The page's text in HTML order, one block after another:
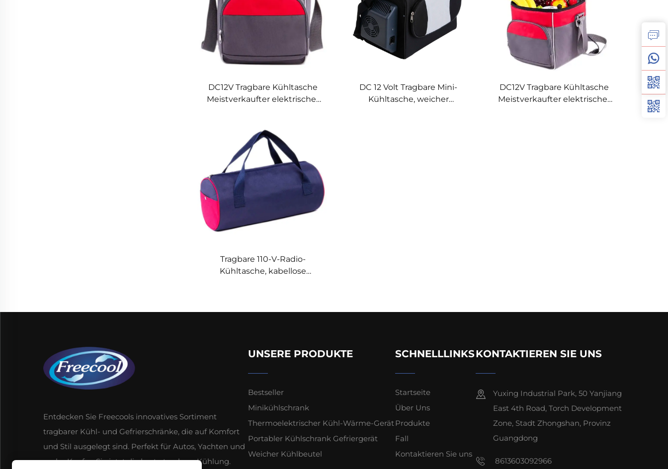
DC12V Tragbare Kühltasche
Meistverkaufter elektrischer
Außenbereich für Autos
DC 12 Volt Tragbare Mini-
Kühltasche, weicher
DC12V Tragbare Kühltasche
Meistverkaufter elektrischer
Tragbare 110-V-Radio-
Kühltasche, kabellose
Entdecken Sie Freecools innovatives Sortiment
tragbarer Kühl- und Gefrierschränke, die auf Komfort
und Stil ausgelegt sind. Perfekt für Autos, Yachten und
mehr. Kaufen Sie jetzt die beste tragbare Kühlung.
UNSERE PRODUKTE
Bestseller
Minikühlschrank
Thermoelektrischer Kühl-Wärme-Gerät
Portabler Kühlschrank Gefriergerät
Weicher Kühlbeutel
SCHNELLLINKS
Startseite
Über Uns
Produkte
Fall
Kontaktieren Sie uns
KONTAKTIEREN SIE UNS
Yuxing Industrial Park, 50 Yanjiang
East 4th Road, Torch Development
Zone, Stadt Zhongshan, Provinz
Guangdong
8613603092966